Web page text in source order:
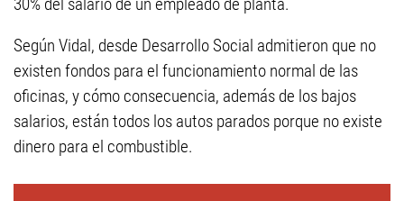
Según Vidal, desde Desarrollo Social admitieron que no
existen fondos para el funcionamiento normal de las
oficinas, y cómo consecuencia, además de los bajos
salarios, están todos los autos parados porque no existe
dinero para el combustible.